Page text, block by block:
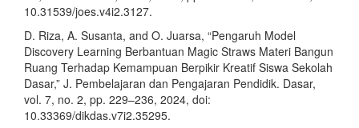
10.31539/joes.v4i2.3127.
D. Riza, A. Susanta, and O. Juarsa, “Pengaruh Model
Discovery Learning Berbantuan Magic Straws Materi Bangun
Ruang Terhadap Kemampuan Berpikir Kreatif Siswa Sekolah
Dasar,” J. Pembelajaran dan Pengajaran Pendidik. Dasar,
vol. 7, no. 2, pp. 229–236, 2024, doi:
10.33369/dikdas.v7i2.35295.